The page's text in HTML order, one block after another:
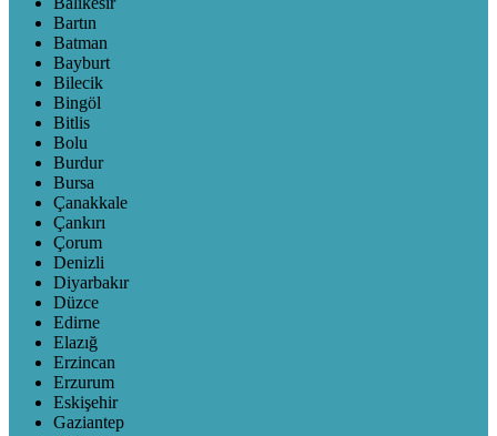
Bartın
Batman
Bayburt
Bilecik
Bingöl
Bitlis
Bolu
Burdur
Bursa
Çanakkale
Çankırı
Çorum
Denizli
Diyarbakır
Düzce
Edirne
Elazığ
Erzincan
Erzurum
Eskişehir
Gaziantep